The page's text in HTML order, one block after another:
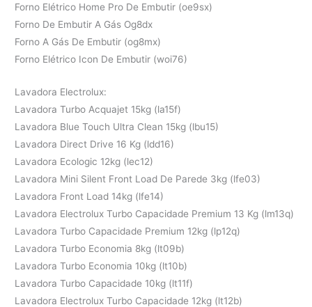
Forno Elétrico Home Pro De Embutir (oe9sx)
Forno De Embutir A Gás Og8dx
Forno A Gás De Embutir (og8mx)
Forno Elétrico Icon De Embutir (woi76)
Lavadora Electrolux:
Lavadora Turbo Acquajet 15kg (la15f)
Lavadora Blue Touch Ultra Clean 15kg (lbu15)
Lavadora Direct Drive 16 Kg (ldd16)
Lavadora Ecologic 12kg (lec12)
Lavadora Mini Silent Front Load De Parede 3kg (lfe03)
Lavadora Front Load 14kg (lfe14)
Lavadora Electrolux Turbo Capacidade Premium 13 Kg (lm13q)
Lavadora Turbo Capacidade Premium 12kg (lp12q)
Lavadora Turbo Economia 8kg (lt09b)
Lavadora Turbo Economia 10kg (lt10b)
Lavadora Turbo Capacidade 10kg (lt11f)
Lavadora Electrolux Turbo Capacidade 12kg (lt12b)